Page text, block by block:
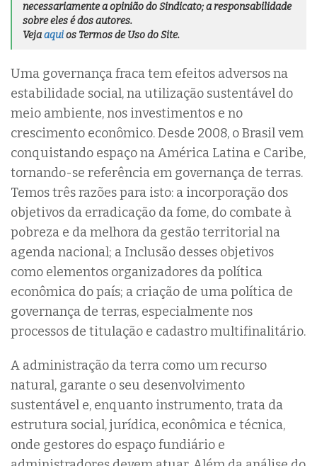
necessariamente a opinião do Sindicato; a responsabilidade
sobre eles é dos autores.
Vejaaquios Termos de Uso do Site.
Uma governança fraca tem efeitos adversos na
estabilidade social, na utilização sustentável do
meio ambiente, nos investimentos e no
crescimento econômico. Desde 2008, o Brasil vem
conquistando espaço na América Latina e Caribe,
tornando-se referência em governança de terras.
Temos três razões para isto: a incorporação dos
objetivos da erradicação da fome, do combate à
pobreza e da melhora da gestão territorial na
agenda nacional; a Inclusão desses objetivos
como elementos organizadores da política
econômica do país; a criação de uma política de
governança de terras, especialmente nos
processos de titulação e cadastro multifinalitário.
A administração da terra como um recurso
natural, garante o seu desenvolvimento
sustentável e, enquanto instrumento, trata da
estrutura social, jurídica, econômica e técnica,
onde gestores do espaço fundiário e